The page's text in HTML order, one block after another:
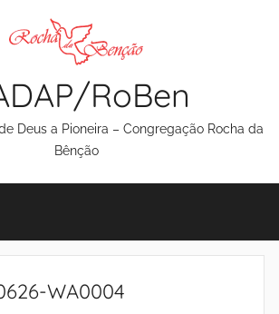
RoBen
Deus a Pioneira – Congregação Rocha da
Bênção
WA0004